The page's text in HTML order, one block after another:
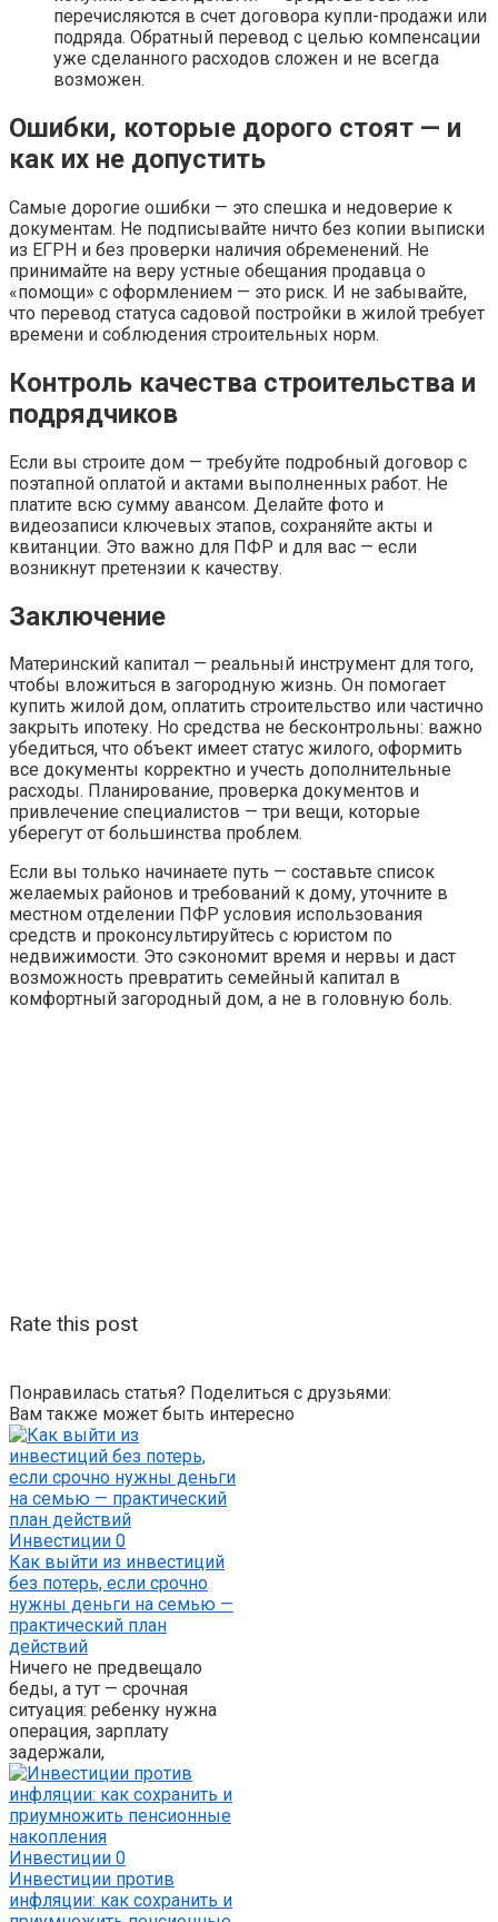
перечисляются в счет договора купли-продажи или
подряда. Обратный перевод с целью компенсации
уже сделанного расходов сложен и не всегда
возможен.
Ошибки, которые дорого стоят — и
как их не допустить
Самые дорогие ошибки — это спешка и недоверие к
документам. Не подписывайте ничто без копии выписки
из ЕГРН и без проверки наличия обременений. Не
принимайте на веру устные обещания продавца о
«помощи» с оформлением — это риск. И не забывайте,
что перевод статуса садовой постройки в жилой требует
времени и соблюдения строительных норм.
Контроль качества строительства и
подрядчиков
Если вы строите дом — требуйте подробный договор с
поэтапной оплатой и актами выполненных работ. Не
платите всю сумму авансом. Делайте фото и
видеозаписи ключевых этапов, сохраняйте акты и
квитанции. Это важно для ПФР и для вас — если
возникнут претензии к качеству.
Заключение
Материнский капитал — реальный инструмент для того,
чтобы вложиться в загородную жизнь. Он помогает
купить жилой дом, оплатить строительство или частично
закрыть ипотеку. Но средства не бесконтрольны: важно
убедиться, что объект имеет статус жилого, оформить
все документы корректно и учесть дополнительные
расходы. Планирование, проверка документов и
привлечение специалистов — три вещи, которые
уберегут от большинства проблем.
Если вы только начинаете путь — составьте список
желаемых районов и требований к дому, уточните в
местном отделении ПФР условия использования
средств и проконсультируйтесь с юристом по
недвижимости. Это сэкономит время и нервы и даст
возможность превратить семейный капитал в
комфортный загородный дом, а не в головную боль.
Rate this post
Понравилась статья? Поделиться с друзьями:
Вам также может быть интересно
Инвестиции 0
Как выйти из инвестиций
без потерь, если срочно
нужны деньги на семью —
практический план
действий
Ничего не предвещало
беды, а тут — срочная
ситуация: ребенку нужна
операция, зарплату
задержали,
Инвестиции 0
Инвестиции против
инфляции: как сохранить и